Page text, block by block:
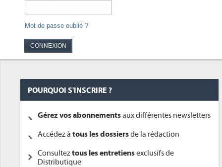
Mot de passe oublié ?
POURQUOI S'INSCRIRE ?
Gérez vos abonnementsaux différentes newsletters
Accédez à tous les dossiersde la rédaction
Consulteztous les entretiensexclusifs de
Distributique